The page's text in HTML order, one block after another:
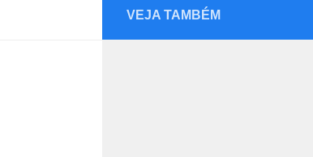
VEJA TAMBÉM